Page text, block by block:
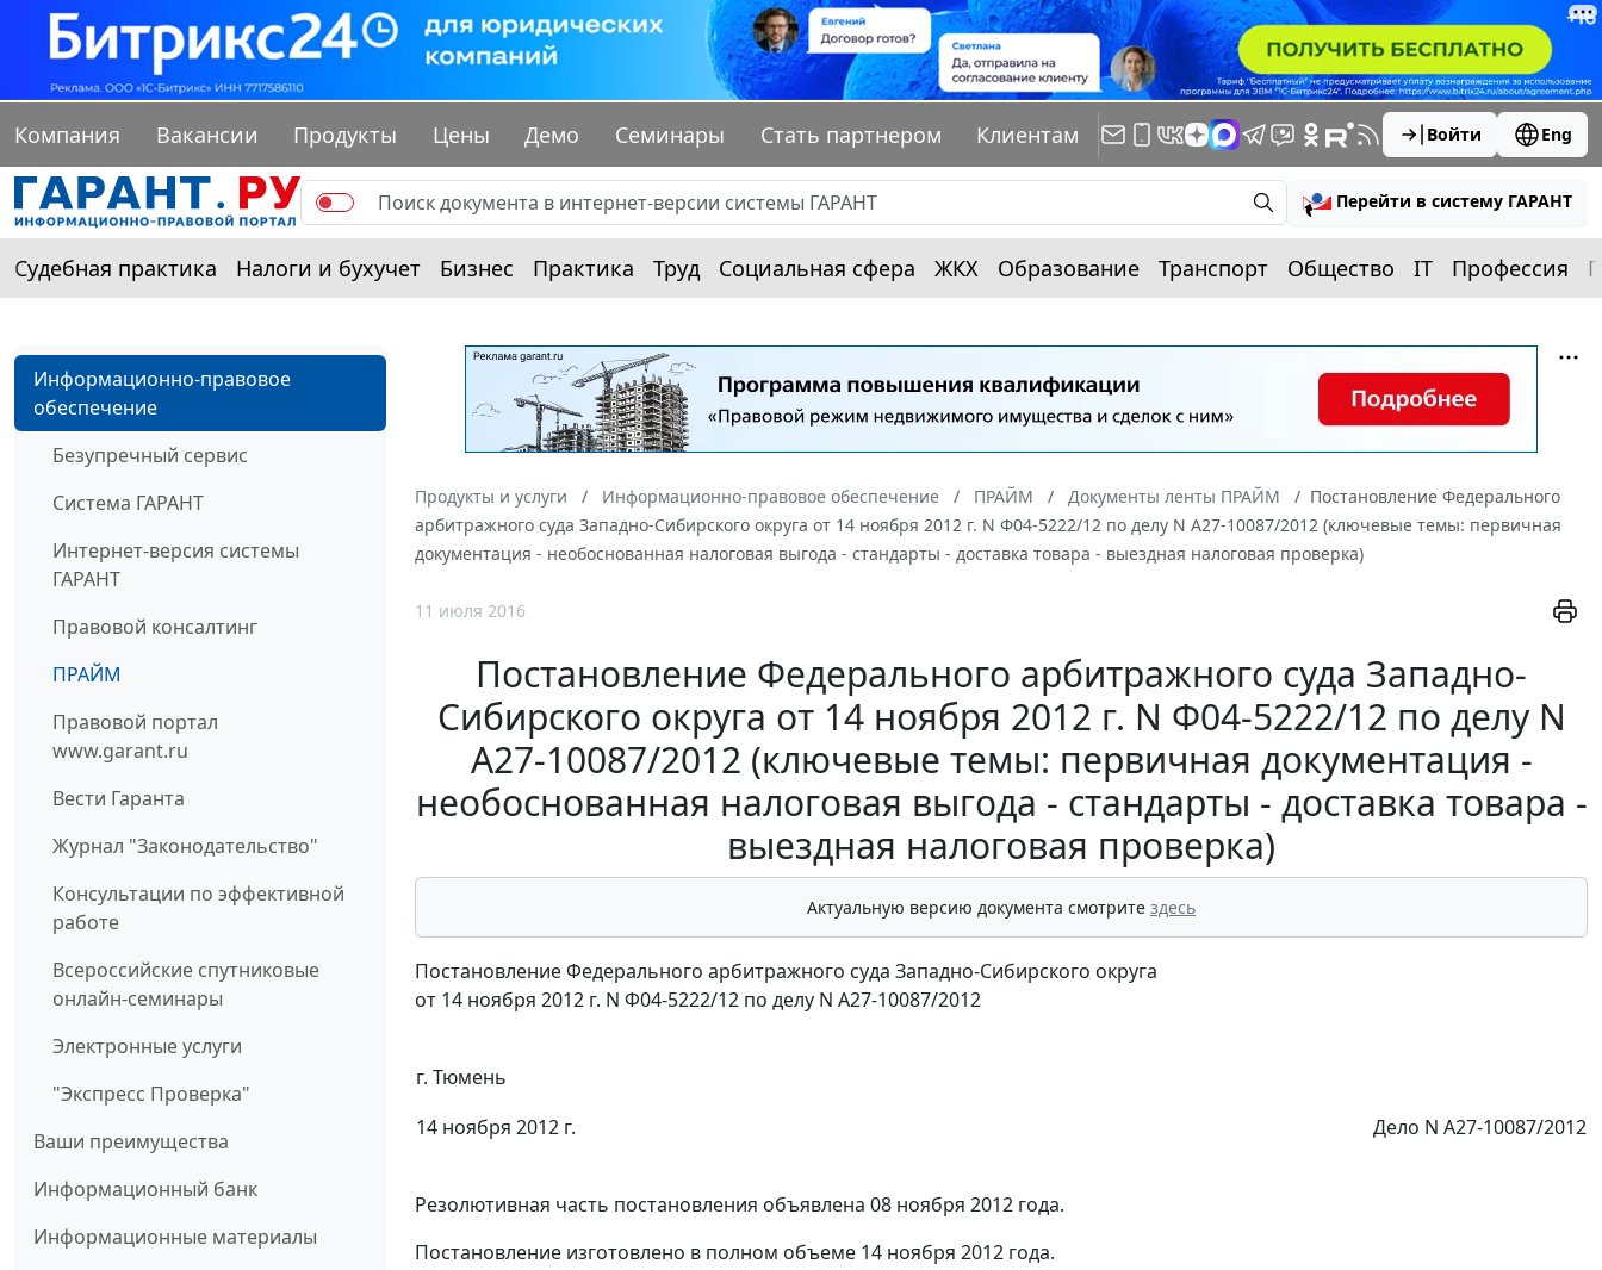
Компания Вакансии Продукты Цены Демо Семинары Стать партнером Клиентам Войти Eng
Перейти в систему ГАРАНТ
Судебная практика Налоги и бухучет Бизнес Практика Труд Социальная сфера ЖКХ Образование Транспорт Общество IT Профессия
Информационно-правовое
обеспечение
Безупречный сервис
Система ГАРАНТ
Интернет-версия системы
ГАРАНТ
Правовой консалтинг
ПРАЙМ
Правовой портал
www.garant.ru
Вести Гаранта
Журнал "Законодательство"
Консультации по эффективной
работе
Всероссийские спутниковые
онлайн-семинары
Электронные услуги
"Экспресс Проверка"
Ваши преимущества
Информационный банк
Информационные материалы
Продукты и услуги Информационно-правовое обеспечение ПРАЙМ Документы ленты ПРАЙМ
Постановление Федерального
арбитражного суда Западно-Сибирского округа от 14 ноября 2012 г. N Ф04-5222/12 по делу N А27-10087/2012 (ключевые темы: первичная
документация - необоснованная налоговая выгода - стандарты - доставка товара - выездная налоговая проверка)
11 июля 2016
Постановление Федерального арбитражного суда Западно-
Сибирского округа от 14 ноября 2012 г. N Ф04-5222/12 по делу N
А27-10087/2012 (ключевые темы: первичная документация -
необоснованная налоговая выгода - стандарты - доставка товара -
выездная налоговая проверка)
Актуальную версию документа смотрите здесь
Постановление Федерального арбитражного суда Западно-Сибирского округа
от 14 ноября 2012 г. N Ф04-5222/12 по делу N А27-10087/2012
г. Тюмень
14 ноября 2012 г.
Дело N А27-10087/2012
Резолютивная часть постановления объявлена 08 ноября 2012 года.
Постановление изготовлено в полном объеме 14 ноября 2012 года.